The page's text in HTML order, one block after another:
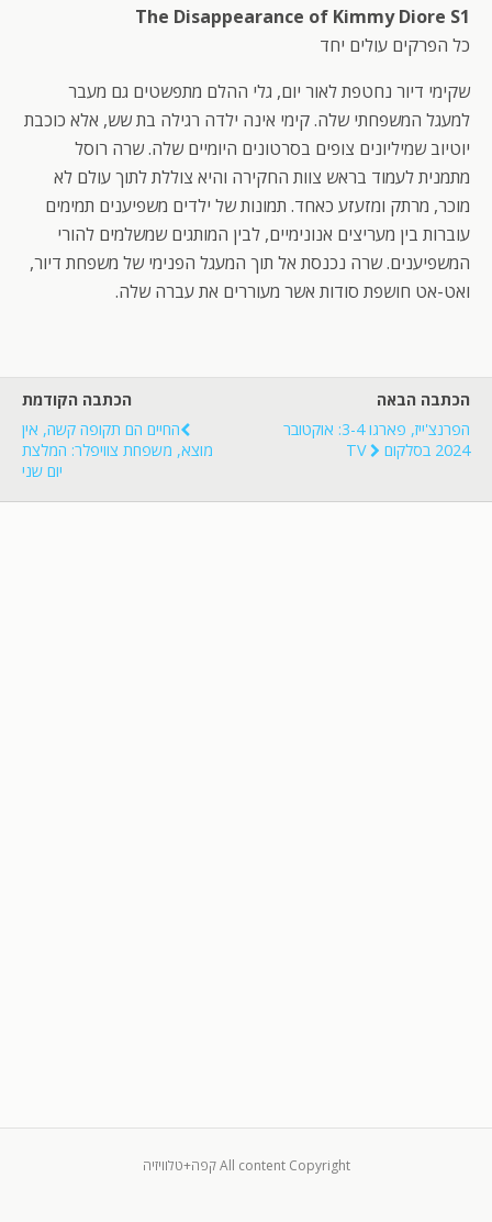
The Disappearance of Kimmy Diore S1
כל הפרקים עולים יחד
שקימי דיור נחטפת לאור יום, גלי ההלם מתפשטים גם מעבר
למעגל המשפחתי שלה. קימי אינה ילדה רגילה בת שש, אלא כוכבת
יוטיוב שמיליונים צופים בסרטונים היומיים שלה. שרה רוסל
מתמנית לעמוד בראש צוות החקירה והיא צוללת לתוך עולם לא
מוכר, מרתק ומזעזע כאחד. תמונות של ילדים משפיענים תמימים
עוברות בין מעריצים אנונימיים, לבין המותגים שמשלמים להורי
המשפיענים. שרה נכנסת אל תוך המעגל הפנימי של משפחת דיור,
ואט-אט חושפת סודות אשר מעוררים את עברה שלה.
הכתבה הקודמת
החיים הם תקופה קשה, אין
מוצא, משפחת צוויפלר: המלצת
יום שני
הכתבה הבאה
הפרנצ'ייז, פארגו 3-4: אוקטובר
2024 בסלקום TV
All content Copyright קפה+טלוויזיה